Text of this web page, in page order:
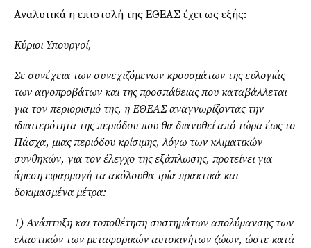
Αναλυτικά η επιστολή της ΕΘΕΑΣ έχει ως εξής:
Κύριοι Υπουργοί,
Σε συνέχεια των συνεχιζόμενων κρουσμάτων της ευλογιάς
των αιγοπροβάτων και της προσπάθειας που καταβάλλεται
για τον περιορισμό της, η ΕΘΕΑΣ αναγνωρίζοντας την
ιδιαιτερότητα της περιόδου που θα διανυθεί από τώρα έως το
Πάσχα, μιας περιόδου κρίσιμης, λόγω των κλιματικών
συνθηκών, για τον έλεγχο της εξάπλωσης, προτείνει για
άμεση εφαρμογή τα ακόλουθα τρία πρακτικά και
δοκιμασμένα μέτρα:
1) Ανάπτυξη και τοποθέτηση συστημάτων απολύμανσης των
ελαστικών των μεταφορικών αυτοκινήτων ζώων, ώστε κατά